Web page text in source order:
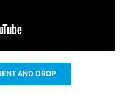
AND DROP